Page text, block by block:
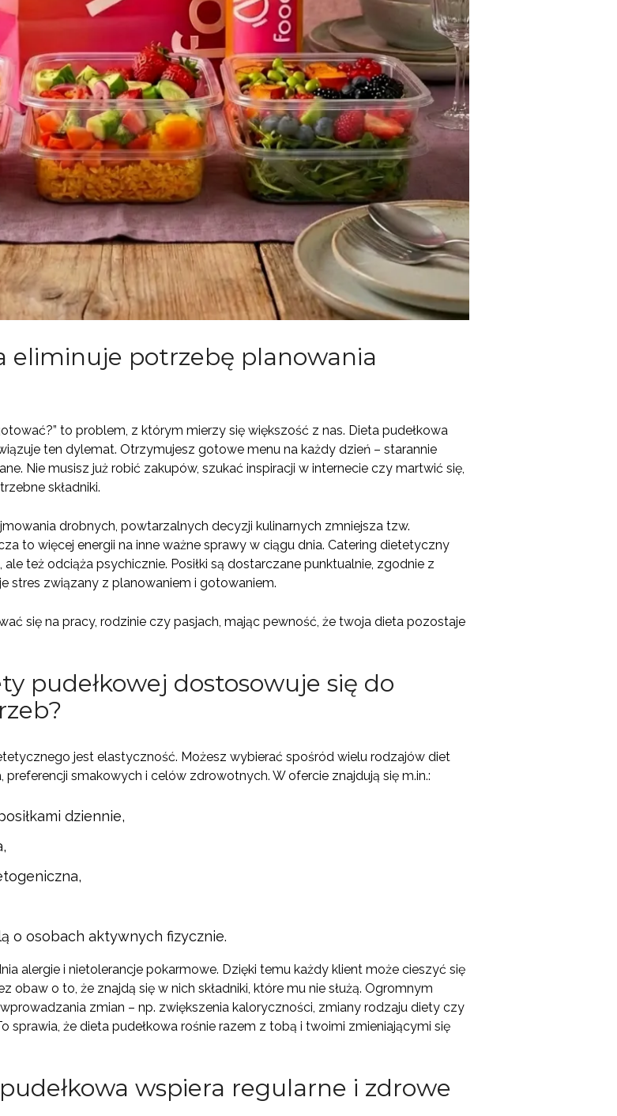
eliminuje potrzebę planowania
to problem, z którym mierzy się większość z nas. Dieta pudełkowa
ten dylemat. Otrzymujesz gotowe menu na każdy dzień – starannie
Nie musisz już robić zakupów, szukać inspiracji w internecie czy martwić się,
składniki.
drobnych, powtarzalnych decyzji kulinarnych zmniejsza tzw.
to więcej energii na inne ważne sprawy w ciągu dnia. Catering dietetyczny
też odciąża psychicznie. Posiłki są dostarczane punktualnie, zgodnie z
stres związany z planowaniem i gotowaniem.
się na pracy, rodzinie czy pasjach, mając pewność, że twoja dieta pozostaje
pudełkowej dostosowuje się do
jest elastyczność. Możesz wybierać spośród wielu rodzajów diet
smakowych i celów zdrowotnych. W ofercie znajdują się m.in.:
dziennie,
o osobach aktywnych fizycznie.
alergie i nietolerancje pokarmowe. Dzięki temu każdy klient może cieszyć się
obaw o to, że znajdą się w nich składniki, które mu nie służą. Ogromnym
zmian – np. zwiększenia kaloryczności, zmiany rodzaju diety czy
sprawia, że dieta pudełkowa rośnie razem z tobą i twoimi zmieniającymi się
wspiera regularne i zdrowe